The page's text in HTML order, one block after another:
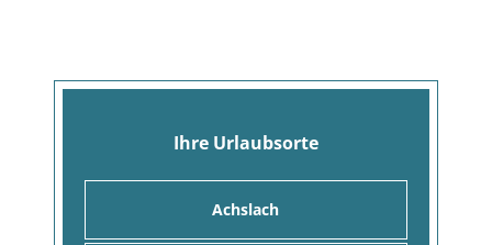
Ihre Urlaubsorte
Achslach